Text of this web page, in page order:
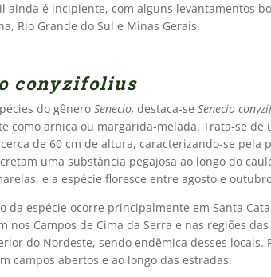
ainda é incipiente, com alguns levantamentos
Rio Grande do Sul e Minas Gerais.
conyzifolius
do gênero Senecio, destaca-se Senecio
como arnica ou margarida-melada. Trata-se de
de 60 cm de altura, caracterizando-se pela
uma substância pegajosa ao longo do
e a espécie floresce entre agosto e
da espécie ocorre principalmente em Santa
nos Campos de Cima da Serra e nas regiões
do Nordeste, sendo endêmica desses locais.
campos abertos e ao longo das estradas.